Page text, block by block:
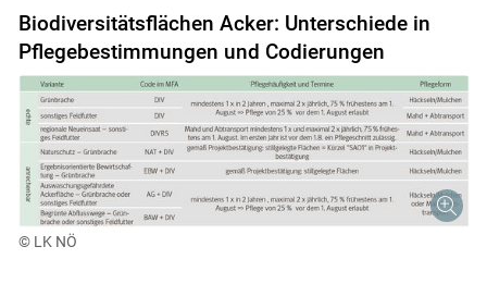
Biodiversitätsflächen Acker: Unterschiede in
Pflegebestimmungen und Codierungen
© LK NÖ